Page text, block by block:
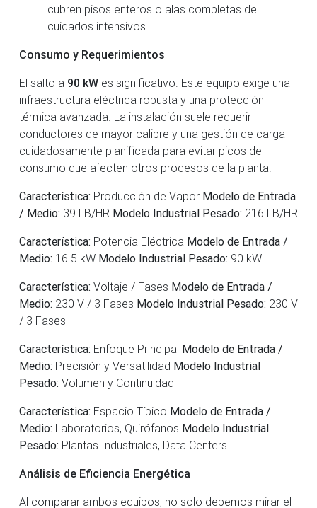
cubren pisos enteros o alas completas de
cuidados intensivos.
Consumo y Requerimientos
El salto a 90 kW es significativo. Este equipo exige una
infraestructura eléctrica robusta y una protección
térmica avanzada. La instalación suele requerir
conductores de mayor calibre y una gestión de carga
cuidadosamente planificada para evitar picos de
consumo que afecten otros procesos de la planta.
Característica: Producción de Vapor Modelo de Entrada
/ Medio: 39 LB/HR Modelo Industrial Pesado: 216 LB/HR
Característica: Potencia Eléctrica Modelo de Entrada /
Medio: 16.5 kW Modelo Industrial Pesado: 90 kW
Característica: Voltaje / Fases Modelo de Entrada /
Medio: 230 V / 3 Fases Modelo Industrial Pesado: 230 V
/ 3 Fases
Característica: Enfoque Principal Modelo de Entrada /
Medio: Precisión y Versatilidad Modelo Industrial
Pesado: Volumen y Continuidad
Característica: Espacio Típico Modelo de Entrada /
Medio: Laboratorios, Quirófanos Modelo Industrial
Pesado: Plantas Industriales, Data Centers
Análisis de Eficiencia Energética
Al comparar ambos equipos, no solo debemos mirar el